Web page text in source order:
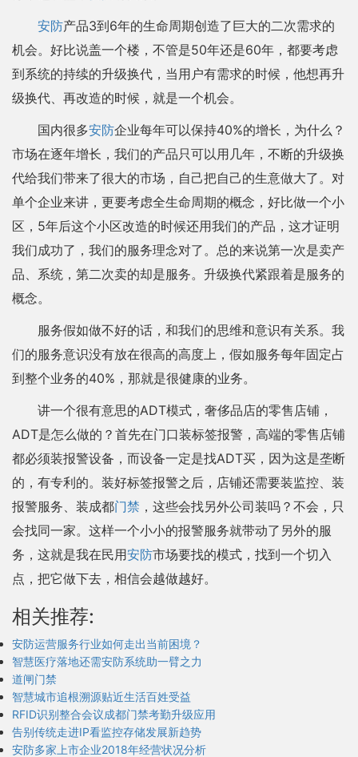
安防产品3到6年的生命周期创造了巨大的二次需求的
机会。好比说盖一个楼，不管是50年还是60年，都要考虑
到系统的持续的升级换代，当用户有需求的时候，他想再升
级换代、再改造的时候，就是一个机会。
国内很多安防企业每年可以保持40%的增长，为什么？
市场在逐年增长，我们的产品只可以用几年，不断的升级换
代给我们带来了很大的市场，自己把自己的生意做大了。对
单个企业来讲，更要考虑全生命周期的概念，好比做一个小
区，5年后这个小区改造的时候还用我们的产品，这才证明
我们成功了，我们的服务理念对了。总的来说第一次是卖产
品、系统，第二次卖的却是服务。升级换代紧跟着是服务的
概念。
服务假如做不好的话，和我们的思维和意识有关系。我
们的服务意识没有放在很高的高度上，假如服务每年固定占
到整个业务的40%，那就是很健康的业务。
讲一个很有意思的ADT模式，奢侈品店的零售店铺，
ADT是怎么做的？首先在门口装标签报警，高端的零售店铺
都必须装报警设备，而设备一定是找ADT买，因为这是垄断
的，有专利的。装好标签报警之后，店铺还需要装监控、装
报警服务、装成都门禁 ，这些会找另外公司装吗？不会，只
会找同一家。这样一个小小的报警服务就带动了另外的服
务，这就是我在民用安防市场要找的模式，找到一个切入
点，把它做下去，相信会越做越好。
相关推荐:
安防运营服务行业如何走出当前困境？
智慧医疗落地还需安防系统助一臂之力
道闸门禁
智慧城市追根溯源贴近生活百姓受益
RFID识别整合会议成都门禁考勤升级应用
告别传统走进IP看监控存储发展新趋势
安防多家上市企业2018年经营状况分析